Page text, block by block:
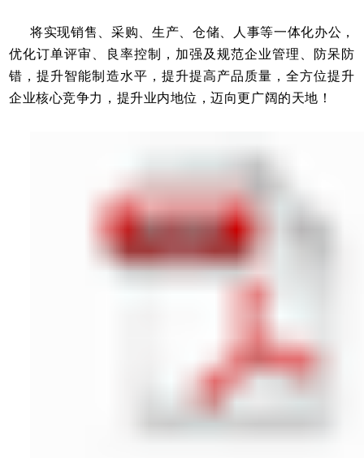
将实现销售、采购、生产、仓储、人事等一体化办公，
优化订单评审、良率控制，加强及规范企业管理、防呆防
错，提升智能制造水平，提升提高产品质量，全方位提升
企业核心竞争力，提升业内地位，迈向更广阔的天地！